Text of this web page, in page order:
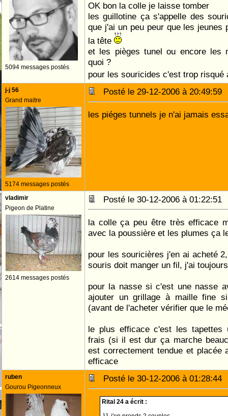
5094 messages postés
OK bon la colle je laisse tomber
les guillotine ça s'appelle des
que j'ai un peu peur que les jeunes
la tête
et les pièges tunel ou encore les
quoi ?
pour les souricides c'est trop
j-j 56
Grand maitre
5174 messages postés
Posté le 29-12-2006 à
les piéges tunnels je n'ai jamais
vladimir
Pigeon de Platine
2614 messages postés
Posté le 30-12-2006 à
la colle ça peu être très efficace
avec la poussière et les plumes ça
pour les souricières j'en ai acheté
souris doit manger un fil, j'ai
pour la nasse si c'est une nasse
ajouter un grillage à maille fine
(avant de l'acheter vérifier que le
le plus efficace c'est les tapettes
frais (si il est dur ça marche
est correctement tendue et placée
efficace
ruben
Gourou Pigeonneux
Posté le 30-12-2006 à
Rital 24 a écrit :